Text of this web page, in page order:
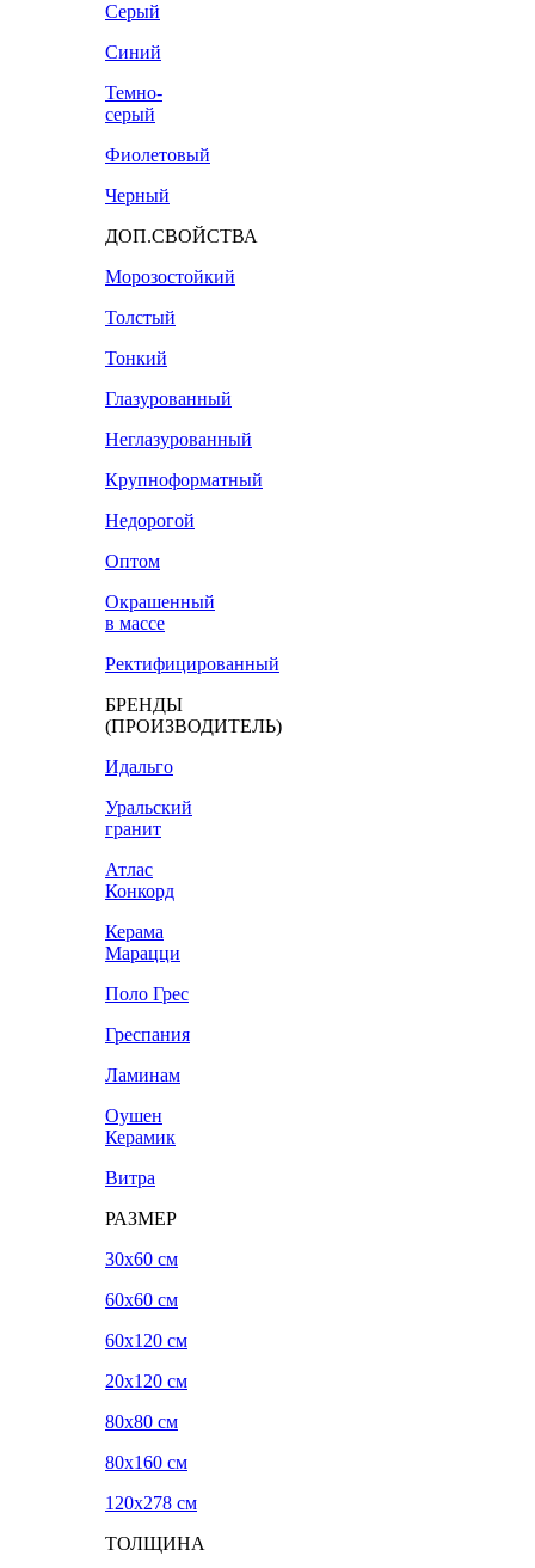
Серый
Синий
Темно-
серый
Фиолетовый
Черный
ДОП.СВОЙСТВА
Морозостойкий
Толстый
Тонкий
Глазурованный
Неглазурованный
Крупноформатный
Недорогой
Оптом
Окрашенный
в массе
Ректифицированный
БРЕНДЫ
(ПРОИЗВОДИТЕЛЬ)
Идальго
Уральский
гранит
Атлас
Конкорд
Керама
Марацци
Поло Грес
Греспания
Ламинам
Оушен
Керамик
Витра
РАЗМЕР
30x60 см
60x60 см
60x120 см
20х120 см
80x80 см
80x160 см
120х278 см
ТОЛЩИНА